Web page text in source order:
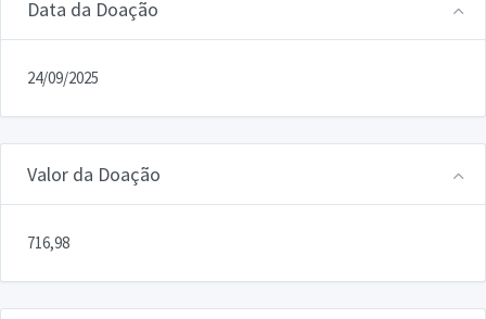
Data da Doação
24/09/2025
Valor da Doação
716,98